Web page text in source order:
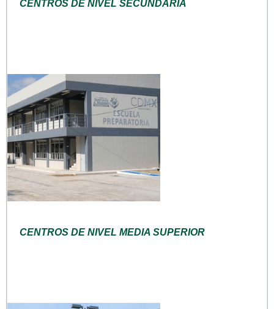
CENTROS DE NIVEL SECUNDARIA
CENTROS DE NIVEL MEDIA SUPERIOR